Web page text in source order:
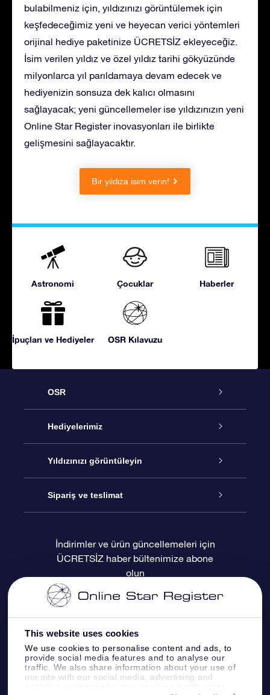
This website uses cookies
We use cookies to personalise content and ads, to
provide social media features and to analyse our
traffic. We also share information about your use of
our site with our social media, advertising and
bulabilmeniz için, yıldızınızı görüntülemek için
keşfedeceğimiz yeni ve heyecan verici yöntemleri
orijinal hediye paketinize ÜCRETSİZ ekleyeceğiz.
İsim verilen yıldız ve özel yıldız tarihi gökyüzünde
milyonlarca yıl parıldamaya devam edecek ve
hediyenizin sonsuza dek kalıcı olmasını
sağlayacak; yeni güncellemeler ise yıldızınızın yeni
Online Star Register inovasyonları ile birlikte
gelişmesini sağlayacaktır.
Bir yıldıza isim verin!
Astronomi Çocuklar Haberler
İpuçları ve Hediyeler OSR Kılavuzu
OSR
Hizmet
İletişim
Blogu
Değerlendirmeler
Hediyelerimiz
Çevrimiçi Yıldız Hediyesi
OSR Hediye Paketi
OSR Hediye Kartı
Kurumsal hediyeler
Yıldızınızı görüntüleyin
Star Register
Kişiselleştirilmiş Yıldız Sayfası
Bir Milyon Yıldız
OSR Starsaver
Fly me to the stars VR sanal gerçeklik
uygulaması
Sipariş ve teslimat
Ödeme bilgileri
Sevkiyat bilgileri
İade Politikası
Takımyıldızı
İndirimler ve ürün güncellemeleri için
ÜCRETSİZ haber bültenimize abone
olun